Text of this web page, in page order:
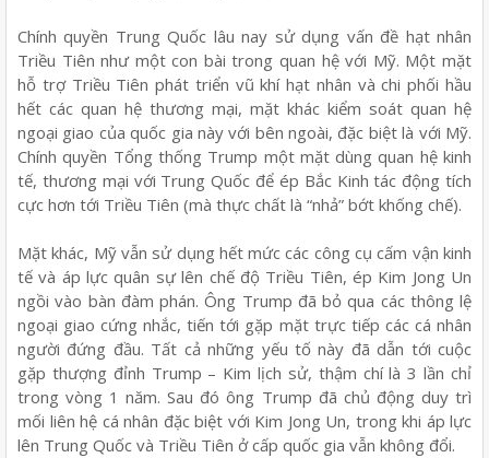
Chính quyền Trung Quốc lâu nay sử dụng vấn đề hạt nhân
Triều Tiên như một con bài trong quan hệ với Mỹ. Một mặt
hỗ trợ Triều Tiên phát triển vũ khí hạt nhân và chi phối hầu
hết các quan hệ thương mại, mặt khác kiểm soát quan hệ
ngoại giao của quốc gia này với bên ngoài, đặc biệt là với Mỹ.
Chính quyền Tổng thống Trump một mặt dùng quan hệ kinh
tế, thương mại với Trung Quốc để ép Bắc Kinh tác động tích
cực hơn tới Triều Tiên (mà thực chất là “nhả” bớt khống chế).
Mặt khác, Mỹ vẫn sử dụng hết mức các công cụ cấm vận kinh
tế và áp lực quân sự lên chế độ Triều Tiên, ép Kim Jong Un
ngồi vào bàn đàm phán. Ông Trump đã bỏ qua các thông lệ
ngoại giao cứng nhắc, tiến tới gặp mặt trực tiếp các cá nhân
người đứng đầu. Tất cả những yếu tố này đã dẫn tới cuộc
gặp thượng đỉnh Trump – Kim lịch sử, thậm chí là 3 lần chỉ
trong vòng 1 năm. Sau đó ông Trump đã chủ động duy trì
mối liên hệ cá nhân đặc biệt với Kim Jong Un, trong khi áp lực
lên Trung Quốc và Triều Tiên ở cấp quốc gia vẫn không đổi.